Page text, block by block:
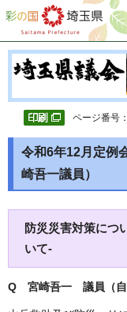
彩の国 埼玉県
ページ番号
令和6年12月定例
崎吾一議員）
防災災害対策につ
いて-
Q 宮崎吾一 議員（自